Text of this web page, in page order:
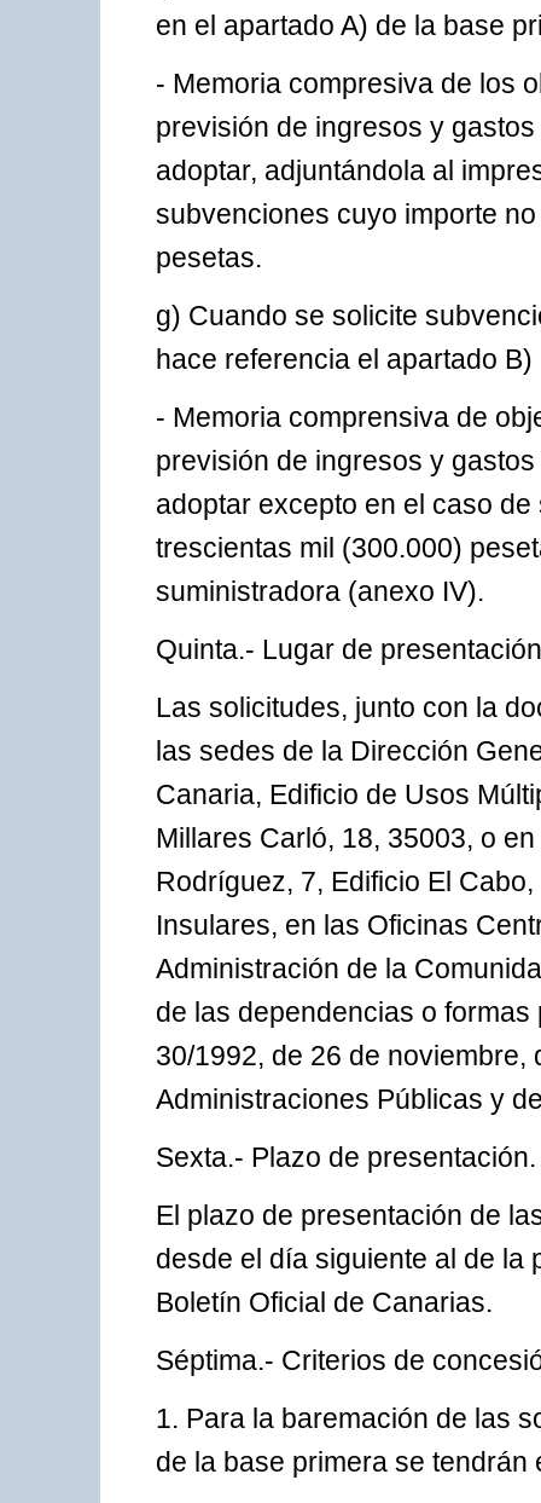
en el apartado A) de la base
- Memoria compresiva de los
previsión de ingresos y
adoptar, adjuntándola al
subvenciones cuyo importe
pesetas.
g) Cuando se solicite
hace referencia el apartado
- Memoria comprensiva de
previsión de ingresos y
adoptar excepto en el caso
trescientas mil (300.000)
suministradora (anexo IV).
Quinta.- Lugar de
Las solicitudes, junto con la
las sedes de la Dirección
Canaria, Edificio de Usos
Millares Carló, 18, 35003, o
Rodríguez, 7, Edificio El
Insulares, en las Oficinas
Administración de la
de las dependencias o
30/1992, de 26 de
Administraciones Públicas y
Sexta.- Plazo de presentación.
El plazo de presentación de
desde el día siguiente al de la
Boletín Oficial de Canarias.
Séptima.- Criterios de
1. Para la baremación de las
de la base primera se